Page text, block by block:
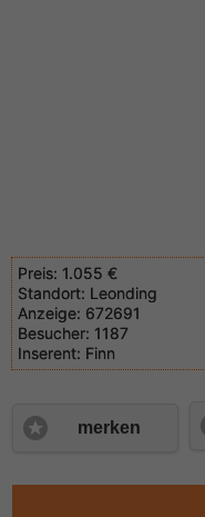
Preis: 1.055 €
Standort: Leonding
Anzeige: 672691
Besucher: 1187
Inserent: Finn
merken